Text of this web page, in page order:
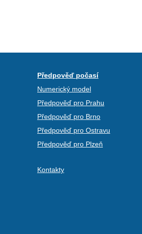
Předpověď počasí
Numerický model
Předpověď pro Prahu
Předpověď pro Brno
Předpověď pro Ostravu
Předpověď pro Plzeň
Kontakty